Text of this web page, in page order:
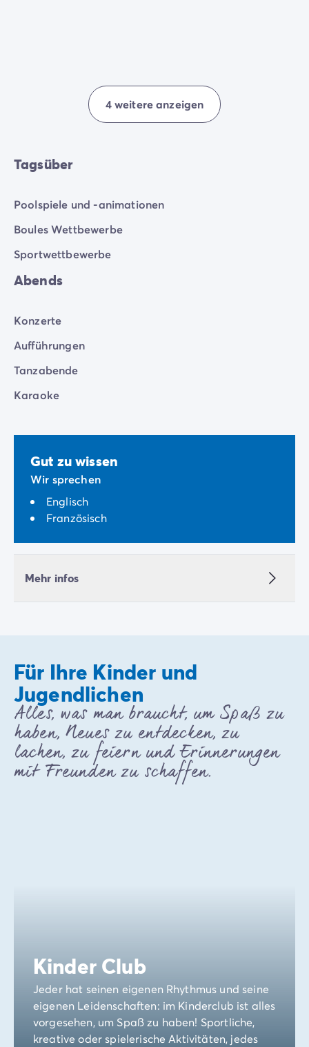
4 weitere anzeigen
Tagsüber
Poolspiele und -animationen
Boules Wettbewerbe
Sportwettbewerbe
Abends
Konzerte
Aufführungen
Tanzabende
Karaoke
Gut zu wissen
Wir sprechen
Englisch
Französisch
Mehr infos
Für Ihre Kinder und
Jugendlichen
Alles, was man braucht, um Spaß zu
haben, Neues zu entdecken, zu
lachen, zu feiern und Erinnerungen
mit Freunden zu schaffen.
Kinder Club
Jeder hat seinen eigenen Rhythmus und seine
eigenen Leidenschaften: im Kinderclub ist alles
vorgesehen, um Spaß zu haben! Sportliche,
kreative oder spielerische Aktivitäten, jedes